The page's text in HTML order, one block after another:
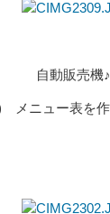
自動販売機
メニュー表を